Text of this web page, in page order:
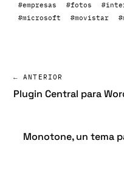
#empresas
#fotos
#microsoft
#movistar
← ANTERIOR
Plugin Central para
Monotone, un tema